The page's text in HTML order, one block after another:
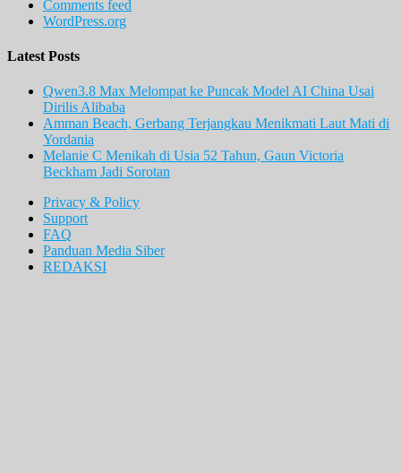
Comments feed
WordPress.org
Latest Posts
Qwen3.8 Max Melompat ke Puncak Model AI China Usai
Dirilis Alibaba
Amman Beach, Gerbang Terjangkau Menikmati Laut Mati di
Yordania
Melanie C Menikah di Usia 52 Tahun, Gaun Victoria
Beckham Jadi Sorotan
Privacy & Policy
Support
FAQ
Panduan Media Siber
REDAKSI